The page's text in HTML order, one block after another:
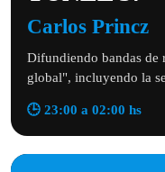
Carlos Princz
Difundiendo bandas de
global", incluyendo la
🕒 23:00 a 02:00 hs